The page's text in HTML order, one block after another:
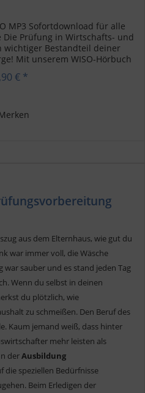
MP3 Sofortdownload für alle
Prüfung in Wirtschafts- und
wichtiger Bestandteil deiner
Mit unserem WISO-Hörbuch
€ *
aus dem Elternhaus, wie gut du
war immer voll, die Wäsche
war sauber und es stand jeden Tag
Wenn du selbst in deinen
du plötzlich, wie
zu schmeißen. Den Beruf des
Kaum jemand weiß, dass hinter
mehr leisten als
derAusbildung
die speziellen Bedürfnisse
Beim Erledigen der